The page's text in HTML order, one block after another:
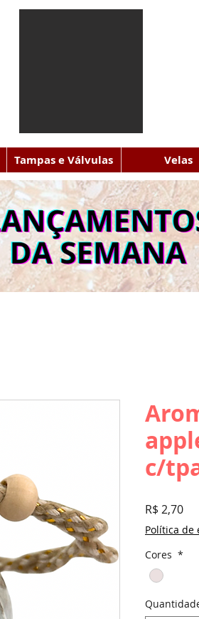
Tampas e Válvulas Velas
c/
R$ 2,70
Política de
Cores *